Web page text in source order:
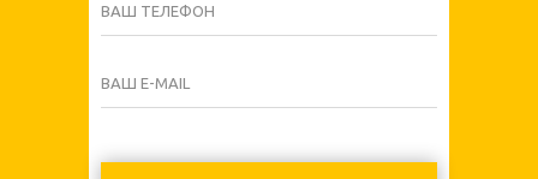
ВАШ ТЕЛЕФОН
ВАШ E-MAIL